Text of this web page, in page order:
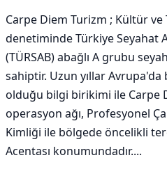
Carpe Diem Turizm ; Kültür ve
denetiminde Türkiye Seyahat
(TÜRSAB) abağlı A grubu
sahiptir. Uzun yıllar
olduğu bilgi birikimi ile Carpe
operasyon ağı, Profesyonel
Kimliği ile bölgede öncelikli
Acentası konumundadır....